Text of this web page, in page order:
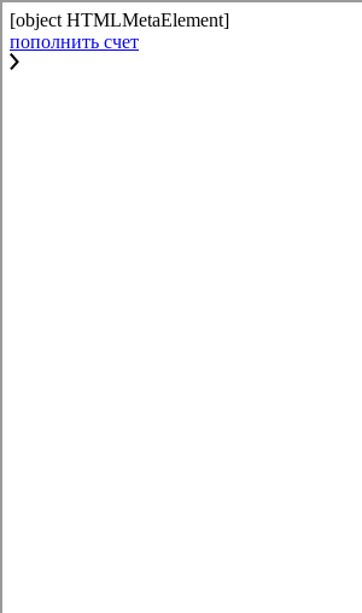
[object HTMLMetaElement]
пополнить счет